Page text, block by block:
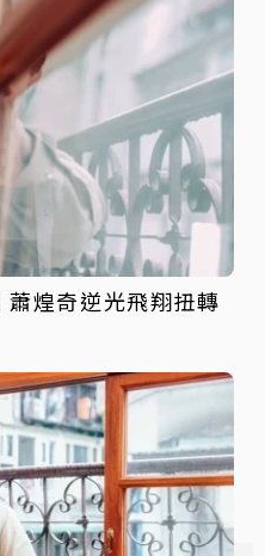
煌奇逆光飛翔扭轉